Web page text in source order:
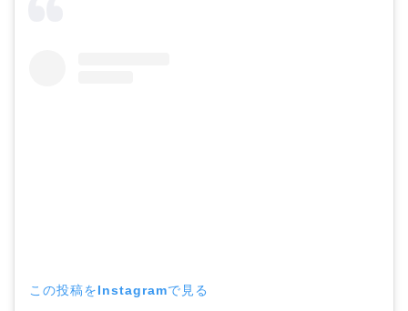
この投稿をInstagramで見る